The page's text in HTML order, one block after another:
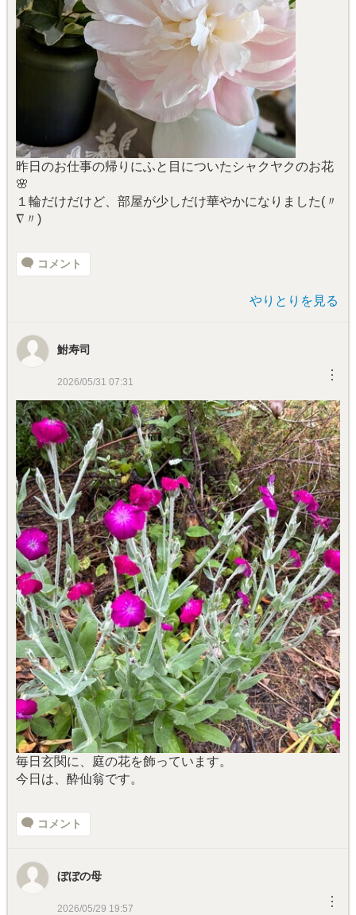
昨日のお仕事の帰りにふと目についたシャクヤクのお花
🌸
１輪だけだけど、部屋が少しだけ華やかになりました(〃
∇〃)
コメント
やりとりを見る
鮒寿司
2026/05/31 07:31 ︙
毎日玄関に、庭の花を飾っています。
今日は、酔仙翁です。
コメント
ぼぼの母
2026/05/29 19:57 ︙